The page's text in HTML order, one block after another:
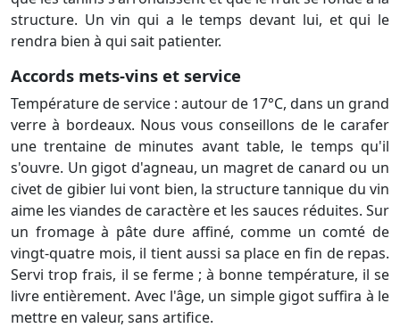
structure. Un vin qui a le temps devant lui, et qui le
rendra bien à qui sait patienter.
Accords mets-vins et service
Température de service : autour de 17°C, dans un grand
verre à bordeaux. Nous vous conseillons de le carafer
une trentaine de minutes avant table, le temps qu'il
s'ouvre. Un gigot d'agneau, un magret de canard ou un
civet de gibier lui vont bien, la structure tannique du vin
aime les viandes de caractère et les sauces réduites. Sur
un fromage à pâte dure affiné, comme un comté de
vingt-quatre mois, il tient aussi sa place en fin de repas.
Servi trop frais, il se ferme ; à bonne température, il se
livre entièrement. Avec l'âge, un simple gigot suffira à le
mettre en valeur, sans artifice.